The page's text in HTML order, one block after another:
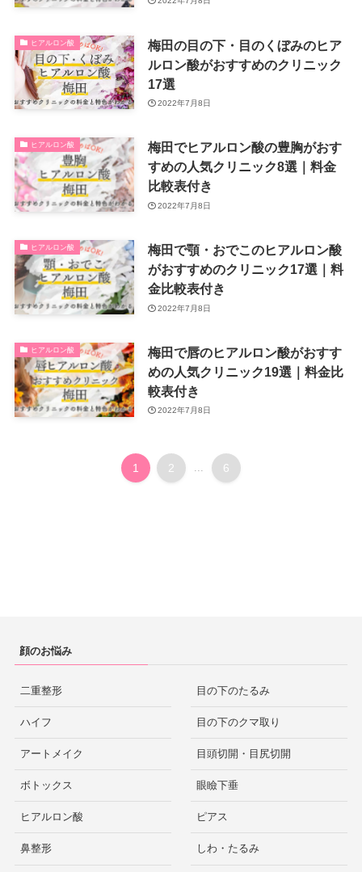
ヒアルロン酸
梅田の目の下・目のくぼみのヒア
ルロン酸がおすすめのクリニック
17選
2022年7月8日
ヒアルロン酸
梅田でヒアルロン酸の豊胸がおす
すめの人気クリニック8選｜料金
比較表付き
2022年7月8日
ヒアルロン酸
梅田で顎・おでこのヒアルロン酸
がおすすめのクリニック17選｜料
金比較表付き
2022年7月8日
ヒアルロン酸
梅田で唇のヒアルロン酸がおすす
めの人気クリニック19選｜料金比
較表付き
2022年7月8日
1 2 ... 6
顔のお悩み
二重整形
ハイフ
アートメイク
ボトックス
ヒアルロン酸
鼻整形
目の下のたるみ
目の下のクマ取り
目頭切開・目尻切開
眼瞼下垂
ピアス
しわ・たるみ